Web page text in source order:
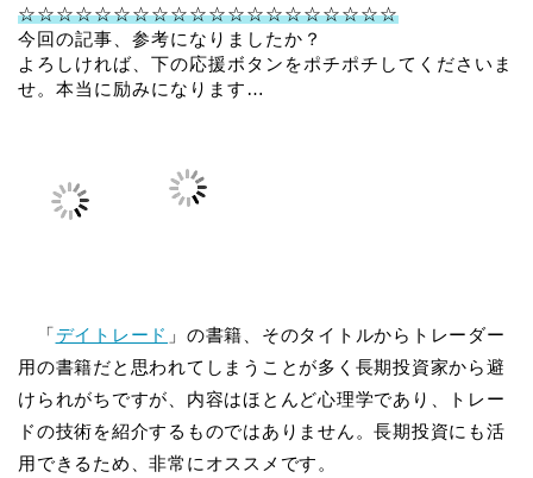
☆☆☆☆☆☆☆☆☆☆☆☆☆☆☆☆☆☆☆☆
今回の記事、参考になりましたか？
よろしければ、下の応援ボタンをポチポチしてくださいま
せ。本当に励みになります…
「デイトレード 」の書籍、そのタイトルからトレーダー
用の書籍だと思われてしまうことが多く長期投資家から避
けられがちですが、内容はほとんど心理学であり、トレー
ドの技術を紹介するものではありません。長期投資にも活
用できるため、非常にオススメです。